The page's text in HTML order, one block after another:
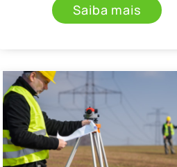
Saiba mais